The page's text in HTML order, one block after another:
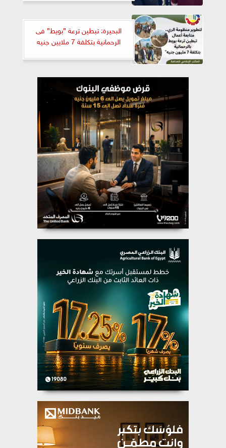
البحيرة: تبطين ترعة ”بويط” فى
الرحمانية بتكلفة 7 ملايين جنيه